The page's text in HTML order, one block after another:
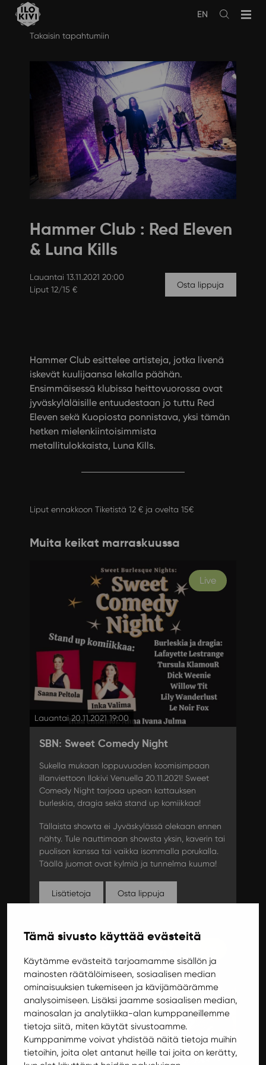
Tämä sivusto käyttää evästeitä
Käytämme evästeitä tarjoamamme sisällön ja
mainosten räätälöimiseen, sosiaalisen median
ominaisuuksien tukemiseen ja kävijämäärämme
analysoimiseen. Lisäksi jaamme sosiaalisen median,
mainosalan ja analytiikka-alan kumppaneillemme
tietoja siitä, miten käytät sivustoamme.
Kumppanimme voivat yhdistää näitä tietoja muihin
tietoihin, joita olet antanut heille tai joita on kerätty,
Avaa
EN
Takaisin tapahtumiin
Hammer Club : Red Eleven
& Luna Kills
Lauantai 13.11.2021 20:00
Liput 12/15 €
Osta lippuja
Hammer Club esittelee artisteja, jotka livenä
iskevät kuulijaansa lekalla päähän.
Ensimmäisessä klubissa heittovuorossa ovat
jyväskyläläisille entuudestaan jo tuttu Red
Eleven sekä Kuopiosta ponnistava, yksi tämän
hetken mielenkiintoisimmista
metallitulokkaista, Luna Kills.
Liput ennakkoon Tiketistä 12 € ja ovelta 15€
Muita keikat marraskuussa
Live
Lauantai 20.11.2021 19:00
SBN: Sweet Comedy Night
Sukella mukaan loppuvuoden koomisimpaan
illanviettoon Ilokivi Venuella 20.11.2021! Sweet
Comedy Night tarjoaa upean kattauksen
burleskia, dragia sekä stand up komiikkaa!
Tällaista showta ei Jyväskylässä olekaan ennen
nähty. Tule nauttimaan showsta yksin, kaverin tai
puolison kanssa tai vaikka isommalla porukalla.
Täällä juomat ovat kylmiä ja tunnelma kuuma!
Lisätietoja Osta lippuja